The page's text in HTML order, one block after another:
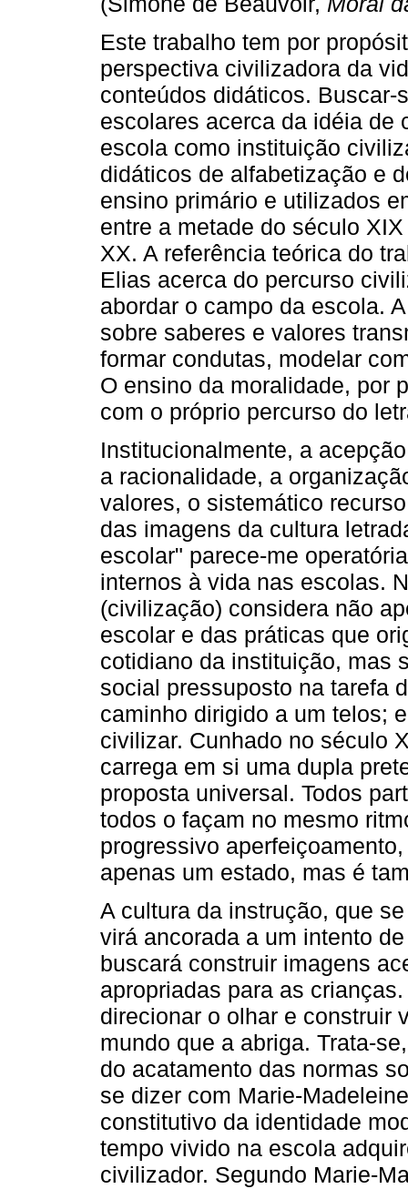
Este trabalho tem por
perspectiva civilizadora da
conteúdos didáticos.
escolares acerca da idéia de
escola como instituição
didáticos de alfabetização e
ensino primário e utilizados
entre a metade do século
XX. A referência teórica do
Elias acerca do percurso
abordar o campo da escola.
sobre saberes e valores
formar condutas, modelar
O ensino da moralidade, por
com o próprio percurso do
Institucionalmente, a
a racionalidade, a
valores, o sistemático
das imagens da cultura
escolar" parece-me
internos à vida nas escolas.
(civilização) considera não
escolar e das práticas que
cotidiano da instituição, mas
social pressuposto na tarefa
caminho dirigido a um telos;
civilizar. Cunhado no século
carrega em si uma dupla
proposta universal. Todos
todos o façam no mesmo
progressivo
apenas um estado, mas é
A cultura da instrução, que
virá ancorada a um intento
buscará construir imagens
apropriadas para as
direcionar o olhar e construir
mundo que a abriga. Trata-
do acatamento das normas
se dizer com Marie-
constitutivo da identidade
tempo vivido na escola
civilizador. Segundo Marie-